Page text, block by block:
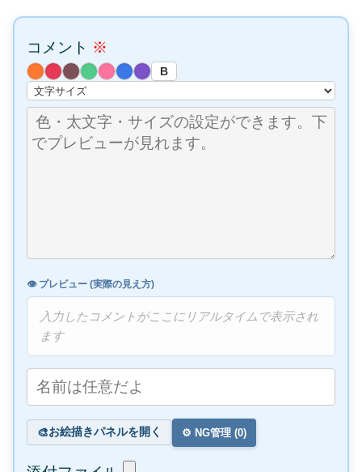
コメント ※
B
👁️ プレビュー (実際の見え方)
入力したコメントがここにリアルタイムで表示され
ます
🎨お絵描きパネルを開く ⚙️ NG管理 (0)